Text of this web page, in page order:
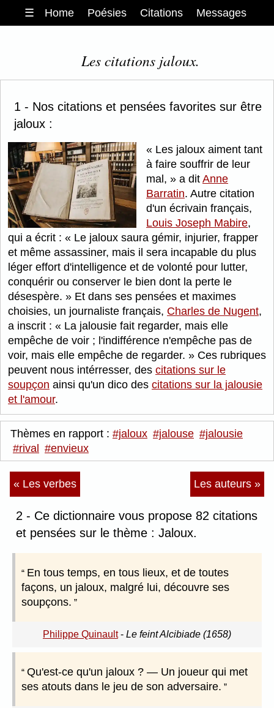
☰ Home Poésies Citations Messages
Les citations jaloux.
1 - Nos citations et pensées favorites sur être
jaloux :
Les jaloux aiment tant
à faire souffrir de leur
mal,
a dit Anne
Barratin. Autre citation
d'un écrivain français,
Louis Joseph Mabire,
qui a écrit :
Le jaloux saura gémir, injurier, frapper
et même assassiner, mais il sera incapable du plus
léger effort d'intelligence et de volonté pour lutter,
conquérir ou conserver le bien dont la perte le
désespère.
Et dans ses pensées et maximes
choisies, un journaliste français, Charles de Nugent,
a inscrit :
La jalousie fait regarder, mais elle
empêche de voir ; l'indifférence n'empêche pas de
voir, mais elle empêche de regarder.
Ces rubriques
peuvent nous intérresser, des citations sur le
soupçon ainsi qu'un dico des citations sur la jalousie
et l'amour.
Thèmes en rapport : #jaloux #jalouse #jalousie
#rival
#envieux
« Les verbes Les auteurs »
2 - Ce dictionnaire vous propose 82 citations
et pensées sur le thème : Jaloux.
En tous temps, en tous lieux, et de toutes
façons, un jaloux, malgré lui, découvre ses
soupçons.
Philippe Quinault- Le feint Alcibiade (1658)
Qu'est-ce qu'un jaloux ? — Un joueur qui met
ses atouts dans le jeu de son adversaire.